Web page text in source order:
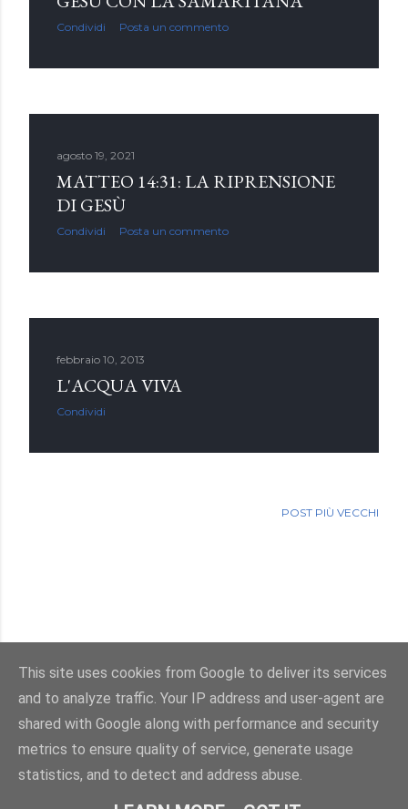
Condividi Posta un commento
agosto 19, 2021
MATTEO 14:31: LA RIPRENSIONE
DI GESÙ
Condividi Posta un commento
febbraio 10, 2013
L'ACQUA VIVA
Condividi
POST PIÙ VECCHI
Powered by Blogger
Immagini dei temi dienot-poloskun
© Salvatore Di Dio 2013-2026.Tutti i diritti sono riservati
This site uses cookies from Google to deliver its services
and to analyze traffic. Your IP address and user-agent are
shared with Google along with performance and security
metrics to ensure quality of service, generate usage
statistics, and to detect and address abuse.